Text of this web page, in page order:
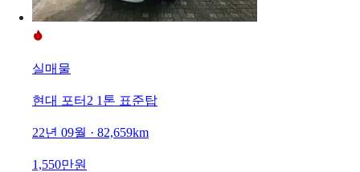
실매물
현대 포터2 1톤 표준탑
22년 09월 · 82,659km
1,550만원